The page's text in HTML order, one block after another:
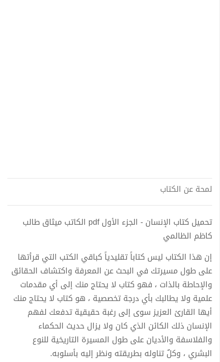
لمحة عن الكتاب
تحميل كتاب الإنسان - الجزء الأول pdf الكاتب ميثاق طالب
كاظم الظالمي
إن هذا الكتاب ليس كتاباً تقليدياً كباقي الكتب التي قرأتها
على طول مسيرتك في البحث عن المعرفة واكتشاف الحقائق
والإحاطة بالذات ، فهو كتاب لا يحتاج منك إلى أي مقدمات
علمية ولا يطالبك بأي درجة تخصصية ، هو كتاب لا يحتاج منك
أيها القارئ العزيز سوى إلى رغبة حقيقية تدفعك لفهم
الإنسان ذلك الكائن الذي كان ولا يزال حديث الحكماء
والفلاسفة والأديان على طول المسيرة التاريخية للنوع
البشري ، وكلٌ تناوله بطريقته ونظر إليه بأسلوبه.